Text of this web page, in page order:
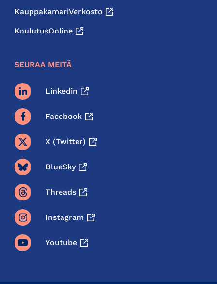
KauppakamariVerkosto
KoulutusOnline
SEURAA MEITÄ
Linkedin
Facebook
X (twitter)
BlueSky
Threads
Instagram
Youtube